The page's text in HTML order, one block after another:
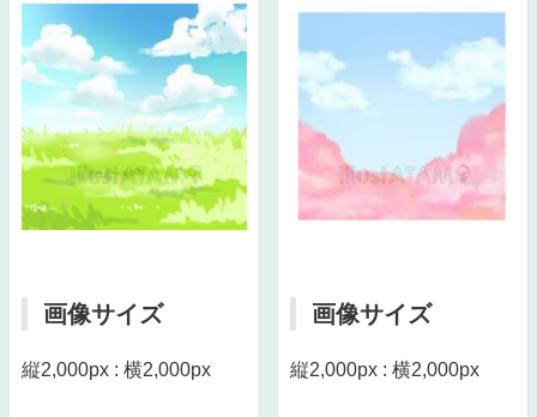
画像サイズ
縦2,000px : 横2,000px
画像サイズ
縦2,000px : 横2,000px